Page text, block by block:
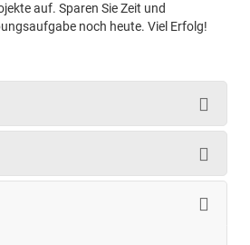
auf. Sparen Sie Zeit und
noch heute. Viel Erfolg!